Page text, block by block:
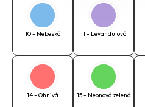
10 - Nebeská 11 - Levandulová
14 - Ohnivá 15 - Neonová zelená